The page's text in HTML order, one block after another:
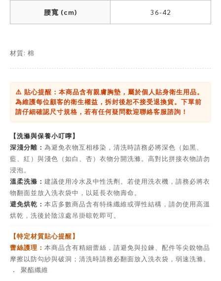
腰寬 (cm) 36-42
材質: 棉
⚠️ 貼心提醒：本商品含有親膚胸墊，屬於個人貼身衛生用品。
為維護每位顧客的衛生權益，拆封後恕不接受退換貨。下單前
請仔細確認尺寸規格，若有任何疑問歡迎聯絡客服諮詢！
【洗滌與保養小叮嚀】
深淺分離： 為避免衣物互相移染，清洗時請務必將深色（如黑、
藍、紅）與淺色（如白、杏）衣物分開洗滌。高對比拼接衣物請勿
浸泡。
溫柔洗滌： 建議使用冷水及中性洗劑。若使用洗衣機，請務必將衣
物翻面並放入洗衣袋中，以延長衣物壽命。
避免烘乾： 本店多數商品含有特殊纖維或彈性結構，請勿使用高溫
烘乾，洗後於陰涼處吊掛晾乾即可。
【特定材質貼心提醒】
蕾絲護理： 本商品含有精細蕾絲，請避免與拉鍊、配件等尖銳物品
摩擦以防勾紗與破洞；清洗時請務必翻面放入洗衣袋，弱速洗滌。
． 聚酯纖維